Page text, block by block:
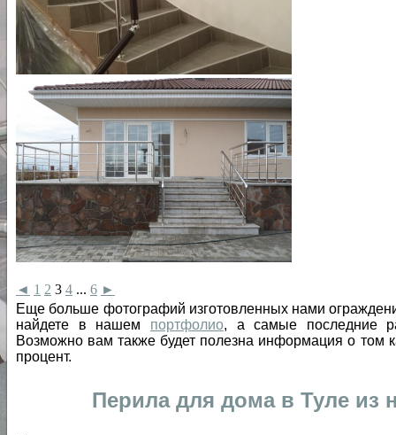
◄ 1 2 3 4 ... 6 ►
Еще больше фотографий изготовленных нами
найдете в нашем портфолио, а самые последние
Возможно вам также будет полезна информация о том
процент.
Перила для дома в Туле из